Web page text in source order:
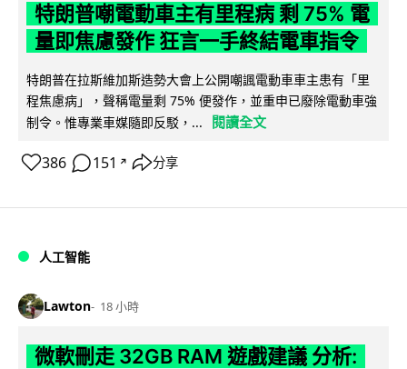
特朗普嘲電動車主有里程病 剩 75% 電
量即焦慮發作 狂言一手終結電車指令
特朗普在拉斯維加斯造勢大會上公開嘲諷電動車車主患有「里
程焦慮病」，聲稱電量剩 75% 便發作，並重申已廢除電動車強
制令。惟專業車媒隨即反駁，...
閱讀全文
386 151 ↗ 分享
人工智能
Lawton 18 小時
微軟刪走 32GB RAM 遊戲建議 分析: